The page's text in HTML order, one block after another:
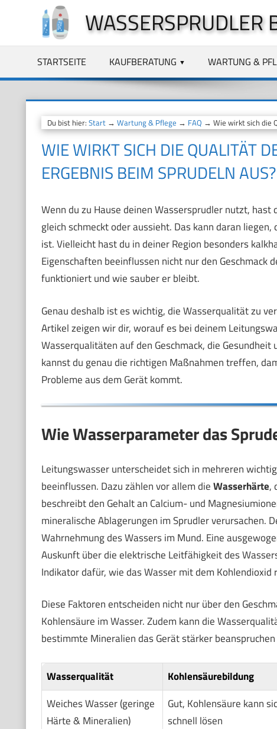
springen
WASSERSPRUDLER
STARTSEITE KAUFBERATUNG WARTUNG &
Du bist hier: Start→ Wartung & Pflege → FAQ → Wie wirkt sich die
WIE WIRKT SICH DIE QUALITÄT
ERGEBNIS BEIM SPRUDELN AUS?
Wenn du zu Hause deinen Wassersprudler nutzt,
gleich schmeckt oder aussieht. Das kann daran liegen,
ist. Vielleicht hast du in deiner Region besonders
Eigenschaften beeinflussen nicht nur den Geschmack
funktioniert und wie sauber er bleibt.
Genau deshalb ist es wichtig, die Wasserqualität zu
Artikel zeigen wir dir, worauf es bei deinem
Wasserqualitäten auf den Geschmack, die
kannst du genau die richtigen Maßnahmen treffen,
Probleme aus dem Gerät kommt.
Wie Wasserparameter das
Leitungswasser unterscheidet sich in mehreren
beeinflussen. Dazu zählen vor allem dieWasserhärte,
beschreibt den Gehalt an Calcium- und
mineralische Ablagerungen im Sprudler verursachen.
Wahrnehmung des Wassers im Mund. Eine
Auskunft über die elektrische Leitfähigkeit des
Indikator dafür, wie das Wasser mit dem
Diese Faktoren entscheiden nicht nur über den
Kohlensäure im Wasser. Zudem kann die
bestimmte Mineralien das Gerät stärker
Wasserqualität Kohlensäurebildung
Weiches Wasser (geringe
Härte & Mineralien)
Gut, Kohlensäure kann
schnell lösen